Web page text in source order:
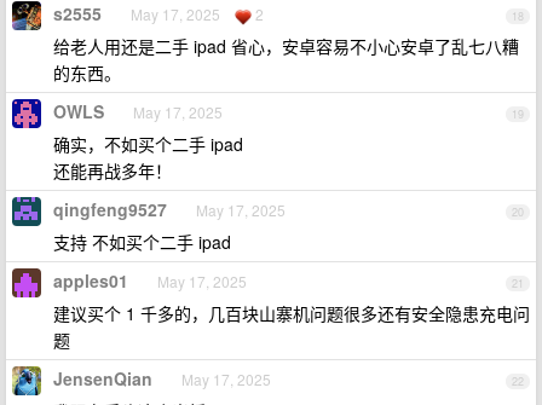
18
s2555 May 17, 2025 2
给老人用还是二手 ipad 省心，安卓容易不小心安卓了乱七八糟
的东西。
19
OWLS May 17, 2025
确实，不如买个二手 ipad
还能再战多年！
20
qingfeng9527 May 17, 2025
支持 不如买个二手 ipad
21
apples01 May 17, 2025
建议买个 1 千多的，几百块山寨机问题很多还有安全隐患充电问
题
22
JensenQian May 17, 2025